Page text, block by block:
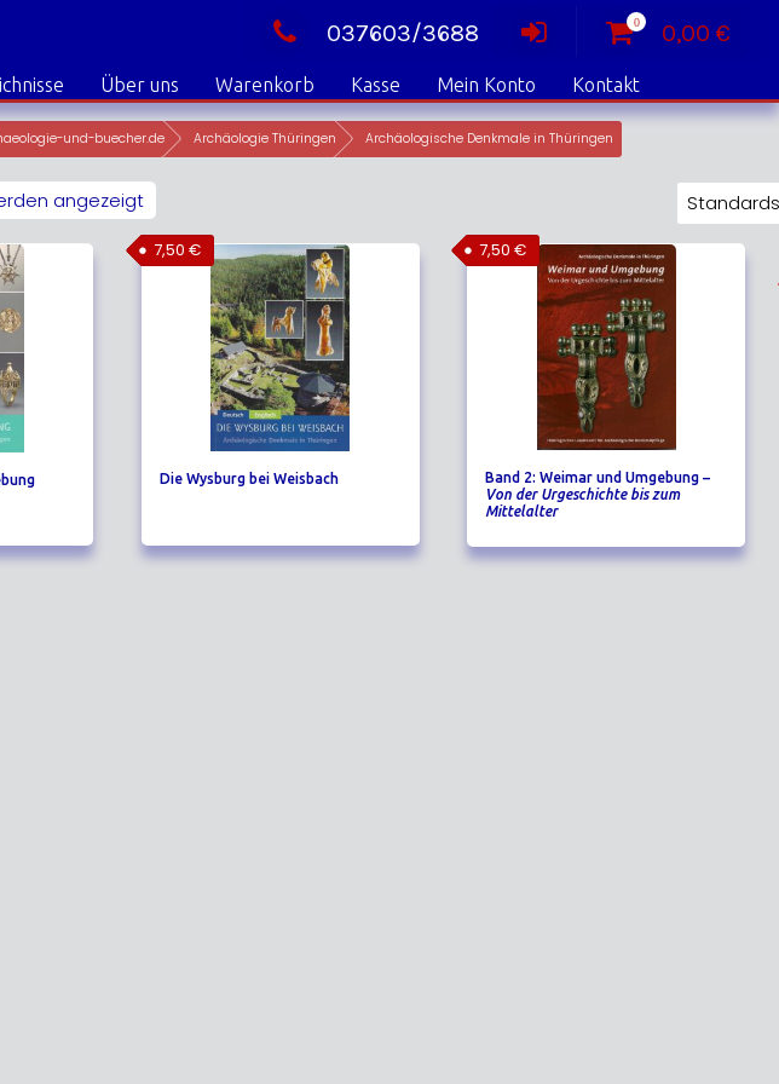
037603/3688 0 0,00 €
Über uns Warenkorb Kasse Mein Konto Kontakt
und-buecher.de Archäologie Thüringen Archäologische Denkmale in Thüringen
angezeigt
Die Wysburg bei Weisbach
7,50 €
Band 2: Weimar und Umgebung –
Von der Urgeschichte bis zum
Mittelalter
7,50€